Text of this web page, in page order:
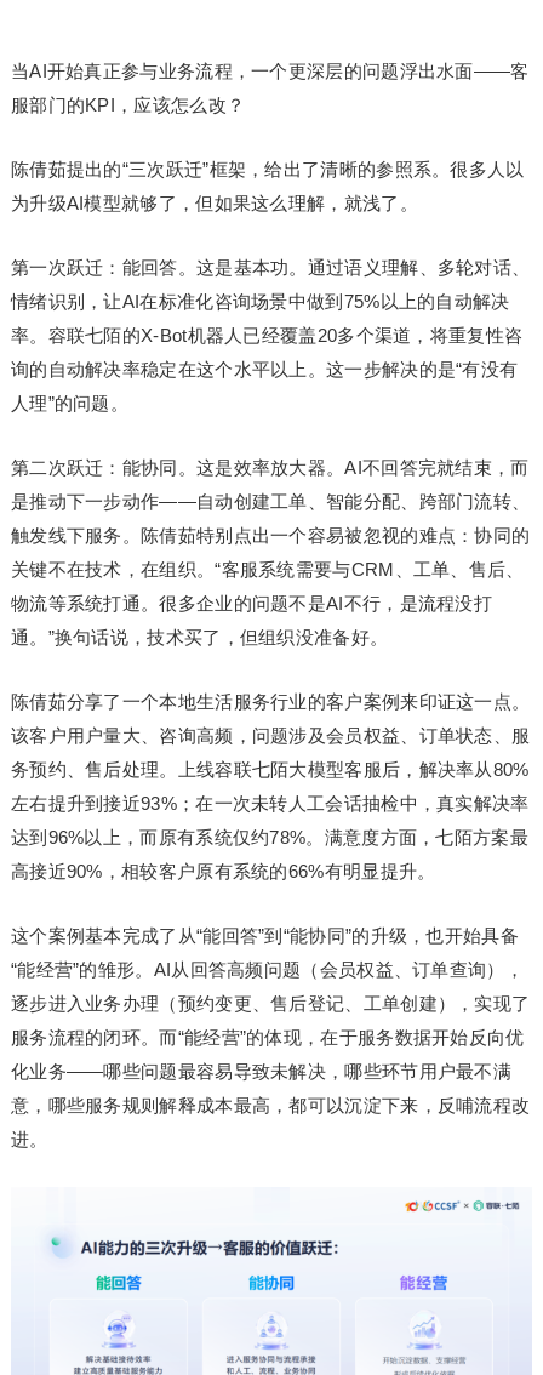
当AI开始真正参与业务流程，一个更深层的问题浮出水面——客
服部门的KPI，应该怎么改？
陈倩茹提出的“三次跃迁”框架，给出了清晰的参照系。很多人以
为升级AI模型就够了，但如果这么理解，就浅了。
第一次跃迁：能回答。这是基本功。通过语义理解、多轮对话、
情绪识别，让AI在标准化咨询场景中做到75%以上的自动解决
率。容联七陌的X-Bot机器人已经覆盖20多个渠道，将重复性咨
询的自动解决率稳定在这个水平以上。这一步解决的是“有没有
人理”的问题。
第二次跃迁：能协同。这是效率放大器。AI不回答完就结束，而
是推动下一步动作——自动创建工单、智能分配、跨部门流转、
触发线下服务。陈倩茹特别点出一个容易被忽视的难点：协同的
关键不在技术，在组织。“客服系统需要与CRM、工单、售后、
物流等系统打通。很多企业的问题不是AI不行，是流程没打
通。”换句话说，技术买了，但组织没准备好。
陈倩茹分享了一个本地生活服务行业的客户案例来印证这一点。
该客户用户量大、咨询高频，问题涉及会员权益、订单状态、服
务预约、售后处理。上线容联七陌大模型客服后，解决率从80%
左右提升到接近93%；在一次未转人工会话抽检中，真实解决率
达到96%以上，而原有系统仅约78%。满意度方面，七陌方案最
高接近90%，相较客户原有系统的66%有明显提升。
这个案例基本完成了从“能回答”到“能协同”的升级，也开始具备
“能经营”的雏形。AI从回答高频问题（会员权益、订单查询），
逐步进入业务办理（预约变更、售后登记、工单创建），实现了
服务流程的闭环。而“能经营”的体现，在于服务数据开始反向优
化业务——哪些问题最容易导致未解决，哪些环节用户最不满
意，哪些服务规则解释成本最高，都可以沉淀下来，反哺流程改
进。